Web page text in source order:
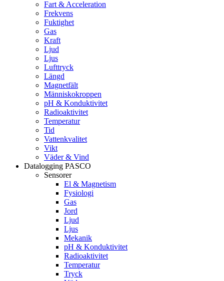
Fart & Acceleration
Frekvens
Fuktighet
Gas
Kraft
Ljud
Ljus
Lufttryck
Längd
Magnetfält
Människokroppen
pH & Konduktivitet
Radioaktivitet
Temperatur
Tid
Vattenkvalitet
Vikt
Väder & Vind
Datalogging PASCO
Sensorer
El & Magnetism
Fysiologi
Gas
Jord
Ljud
Ljus
Mekanik
pH & Konduktivitet
Radioaktivitet
Temperatur
Tryck